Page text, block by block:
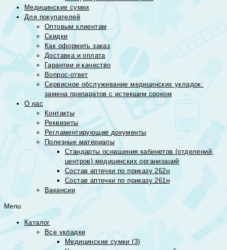
Медицинские сумки
Для покупателей
Оптовым клиентам
Скидки
Как оформить заказ
Доставка и оплата
Гарантии и качество
Вопрос-ответ
Сервисное обслуживание медицинских укладок:
замена препаратов с истекшим сроком
О нас
Контакты
Реквизиты
Регламентирующие документы
Полезные материалы
Стандарты оснащения кабинетов (отделений,
центров) медицинских организаций
Состав аптечки по приказу 262н
Состав аптечки по приказу 261н
Вакансии
Menu
Каталог
Все укладки
Медицинские сумки (3)